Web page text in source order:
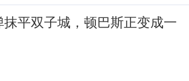
平双子城，顿巴斯正变成一